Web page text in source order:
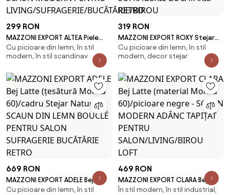
299 RON
MAZZONI EXPORT ALTEA Piele
ecologică Retro
Brandy/picioare negre - SCAUN
LIVING/SUFRAGERIE/BUCĂTĂRIE/BIROU
Cu picioare din lemn, în stil
modern, în stil scandinav
319 RON
MAZZONI EXPORT ROXY Stejar
natural - SCAUN DE LEMN PENTRU
SALON SUFRAGERIE BUCĂTĂRIE
Cu picioare din lemn, în stil
modern, decor stejar
669 RON
MAZZONI EXPORT ADELE Bej
Latte (țesătură Monza
Cu picioare din lemn, în stil
469 RON
MAZZONI EXPORT CLARA Bej
Latte (material Monza
În stil modern, în stil industrial,